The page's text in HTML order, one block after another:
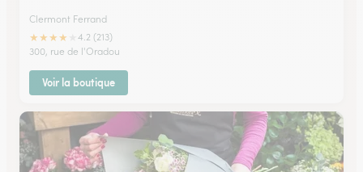
Clermont Ferrand
★★★★
4.2 (213)
300, rue de l'Oradou
Voir la boutique